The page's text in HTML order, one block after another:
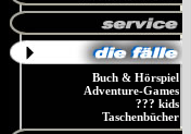
Buch & Hörspiel
Adventure-Games
??? kids
Taschenbücher